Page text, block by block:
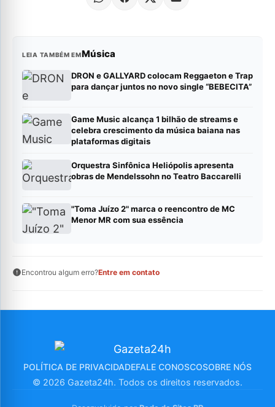
LEIA TAMBÉM EMMúsica
DRON e GALLYARD colocam Reggaeton e Trap
para dançar juntos no novo single “BEBECITA”
Game Music alcança 1 bilhão de streams e
celebra crescimento da música baiana nas
plataformas digitais
Orquestra Sinfônica Heliópolis apresenta
obras de Mendelssohn no Teatro Baccarelli
"Toma Juízo 2" marca o reencontro de MC
Menor MR com sua essência
Encontrou algum erro?Entre em contato
POLÍTICA DE PRIVACIDADEFALE CONOSCOSOBRE NÓS
© 2026 Gazeta24h. Todos os direitos reservados.